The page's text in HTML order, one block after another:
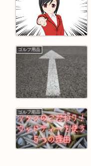
ゴルフ用品
ゴルフ用品